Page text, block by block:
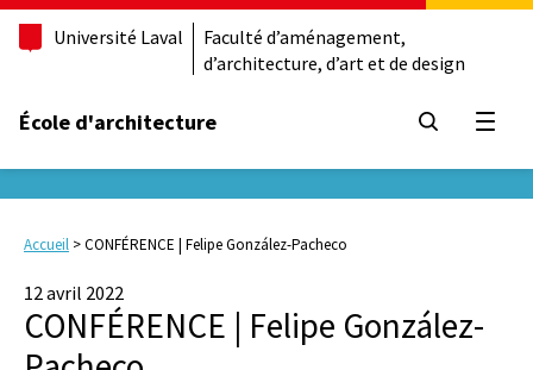
Université Laval
Faculté d’aménagement,
d’architecture, d’art et de design
École d'architecture
Accueil >CONFÉRENCE | Felipe González-Pacheco
12 avril 2022
CONFÉRENCE | Felipe González-